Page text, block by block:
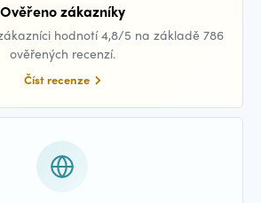
Ověřeno zákazníky
hodnotí 4,8/5 na základě 786
ověřených recenzí.
Číst recenze